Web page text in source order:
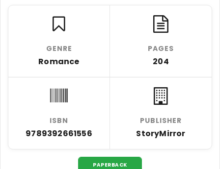
GENRE
Romance
PAGES
204
ISBN
9789392661556
PUBLISHER
StoryMirror
PAPERBACK